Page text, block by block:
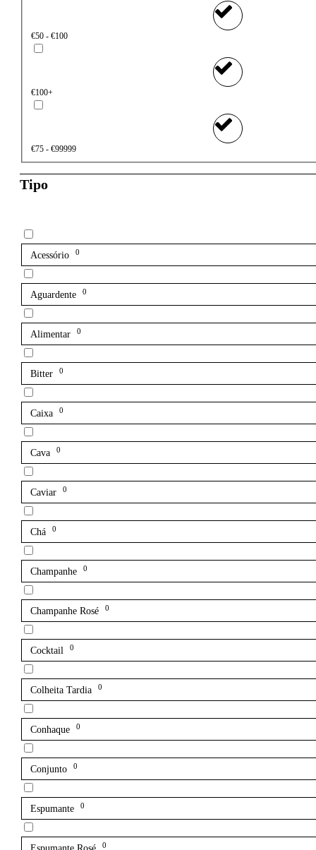
€50 - €100
€100+
€75 - €99999
Tipo
Acessório 0
Aguardente 0
Alimentar 0
Bitter 0
Caixa 0
Cava 0
Caviar 0
Chá 0
Champanhe 0
Champanhe Rosé 0
Cocktail 0
Colheita Tardia 0
Conhaque 0
Conjunto 0
Espumante 0
0